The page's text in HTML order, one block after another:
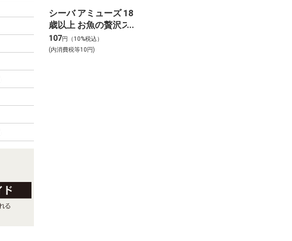
シーバ アミューズ 18
歳以上 お魚の贅沢ス
ープ まぐろ・かつお
節添え 40g
107円（10%税込）
(内消費税等10円)